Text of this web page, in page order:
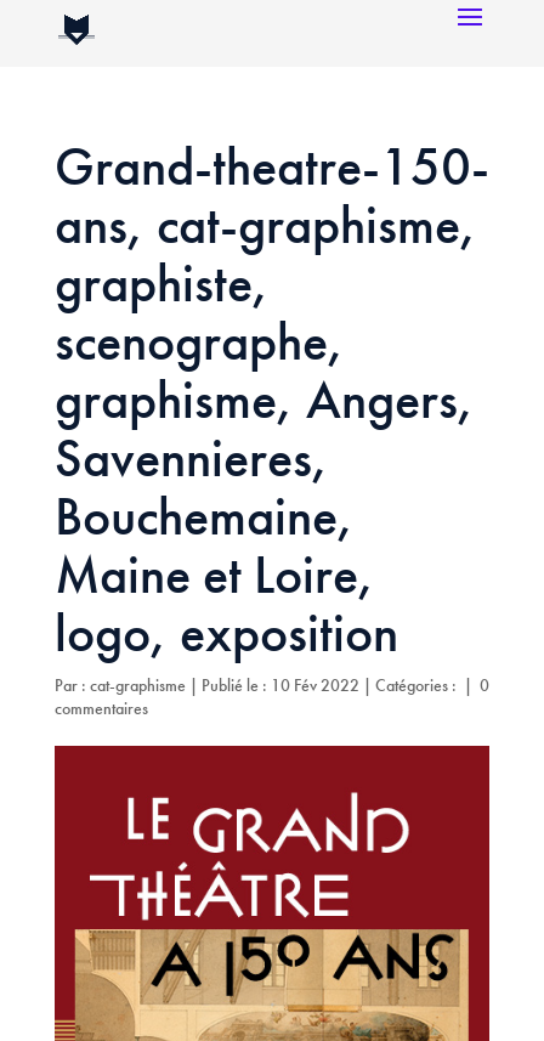
Grand-theatre-150-
ans, cat-graphisme,
graphiste,
scenographe,
graphisme, Angers,
Savennieres,
Bouchemaine,
Maine et Loire,
logo, exposition
Par : cat-graphisme | Publié le : 10 Fév 2022 | Catégories : | 0
commentaires